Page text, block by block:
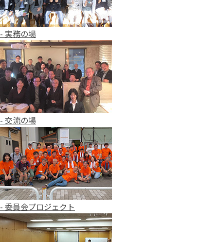
- 実務の場
- 交流の場
- 委員会プロジェクト